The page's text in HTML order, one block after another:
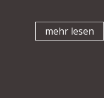
mehr lesen